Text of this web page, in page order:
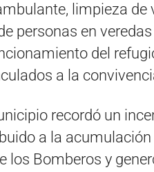
limpieza
personas en
del
a la
recordó un
a la
los Bomberos y